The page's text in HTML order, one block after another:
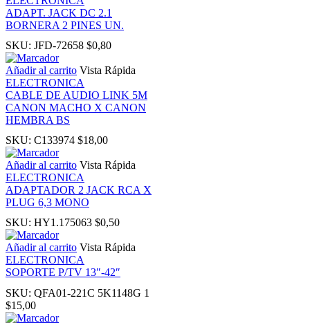
Panel
Panel
Panel
panel
panel
panel
ADAPT. JACK DC 2.1
BORNERA 2 PINES UN.
SKU: JFD-72658 $0,80
Añadir al carrito Vista Rápida
ELECTRONICA
CABLE DE AUDIO LINK 5M
CANON MACHO X CANON
HEMBRA BS
SKU: C133974 $18,00
Añadir al carrito Vista Rápida
ELECTRONICA
ADAPTADOR 2 JACK RCA X
PLUG 6,3 MONO
SKU: HY1.175063 $0,50
Añadir al carrito Vista Rápida
ELECTRONICA
SOPORTE P/TV 13″-42″
SKU: QFA01-221C 5K1148G 1
$15,00